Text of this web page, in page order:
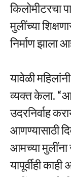
किलोमीटरचा
मुलींच्या
निर्माण झाला
यावेळी
व्यक्त केला.
उदरनिर्वाह
आणण्यासाठी
आमच्या मुलींना
यापूर्वीही